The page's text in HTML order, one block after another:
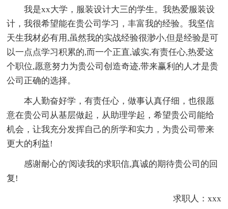
我是xx大学，服装设计大三的学生。我热爱服装设
计，我很希望能在贵公司学习，丰富我的经验。我坚信
天生我材必有用,虽然我的实战经验很渺小,但是经验是可
以一点点学习积累的,而一个正直,诚实,有责任心,热爱这
个职位,愿意努力为贵公司创造奇迹,带来赢利的人才是贵
公司正确的选择。
本人勤奋好学，有责任心，做事认真仔细，也很愿
意在贵公司从基层做起，从助理学起，希望贵公司能给
机会，让我充分发挥自己的所学和实力，为贵公司带来
更大的利益!
感谢耐心的'阅读我的求职信,真诚的期待贵公司的回
复!
求职人：xxx